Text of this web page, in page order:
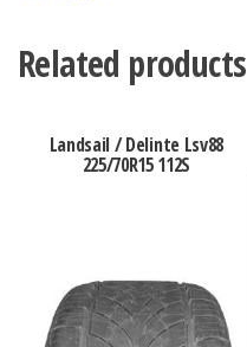
Related products
Landsail / Delinte Lsv88
225/70R15 112S